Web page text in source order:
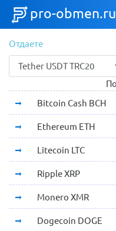
pro-obmen.ru
Отдаете
Bitcoin Cash BCH
Ethereum ETH
Litecoin LTC
Ripple XRP
Monero XMR
Dogecoin DOGE